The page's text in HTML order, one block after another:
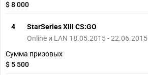
$ 8 000
4
StarSeries ХIII CS:GO
Online и LAN 18.05.2015 - 22.06.2015
Сумма призовых
$ 5 500